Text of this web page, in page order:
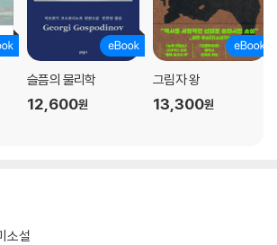
슬픔의 물리학
12,600원
그림자 왕
13,300원
소설